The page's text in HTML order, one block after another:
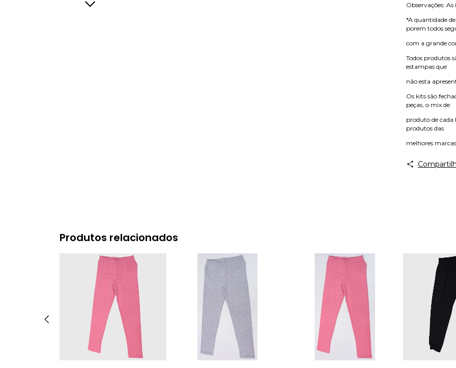
Observações:
*A quantidade
porem todos
com a grande
Todos produtos
estampas que
não esta
Os kits são
peças, o mix de
produto de cada
produtos das
melhores
Produtos relacionados